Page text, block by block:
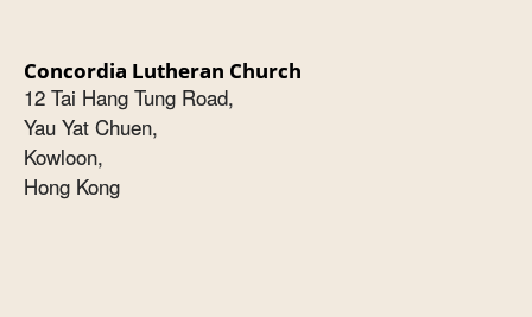
Concordia Lutheran Church
12 Tai Hang Tung Road,
Yau Yat Chuen,
Kowloon,
Hong Kong